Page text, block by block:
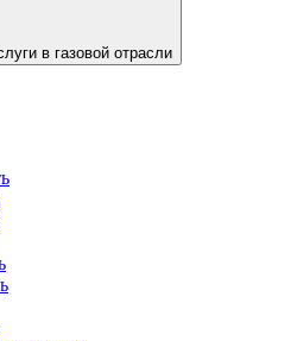
в газовой отрасли